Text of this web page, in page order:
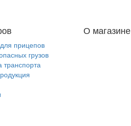
О магазине
прицепов
грузов
транспорта